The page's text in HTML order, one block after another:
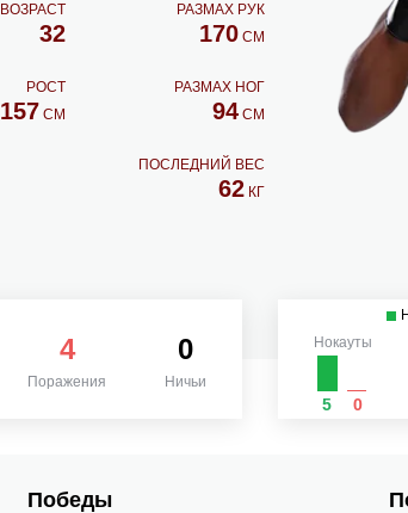
ВОЗРАСТ
32
РАЗМАХ РУК
170СМ
РОСТ
157 СМ
РАЗМАХ НОГ
94СМ
ПОСЛЕДНИЙ ВЕС
62КГ
4
Поражения
0
Ничьи
Нокауты
5 0
Победы